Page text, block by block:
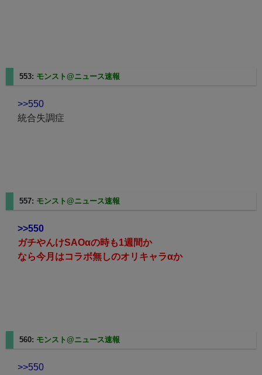
553: モンスト@ニュース速報
>>550
統合失調症
557: モンスト@ニュース速報
>>550
ガチやんけSAOαの時も1週間か
なら今月はコラボ無しのオリキャラαか
560: モンスト@ニュース速報
>>550